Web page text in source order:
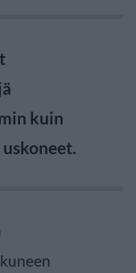
kuin